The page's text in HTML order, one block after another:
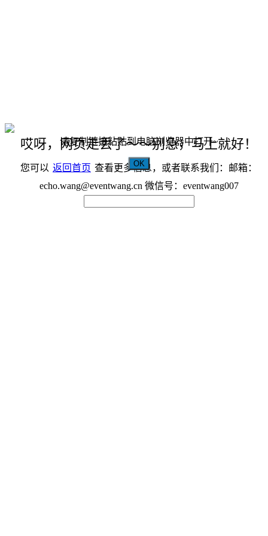
哎呀，网页走丢了～～别急，马上就好！
您可以 返回首页 查看更多信息，或者联系我们：邮箱：
echo.wang@eventwang.cn 微信号：eventwang007
请复制链接粘贴到电脑浏览器中打开~
OK